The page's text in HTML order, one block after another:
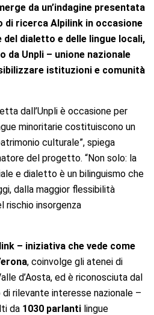
da un’indagine presentata
di ricerca Alpilink in occasione
dialetto e delle lingue locali,
da Unpli – unione nazionale
istituzioni e comunità
dall’Unpli è occasione per
minoritarie costituiscono un
culturale”, spiega
del progetto. “Non solo: la
e dialetto è un bilinguismo che
dalla maggior flessibilità
rischio insorgenza
– iniziativa che vede come
, coinvolge gli atenei di
d’Aosta, ed è riconosciuta dal
rilevante interesse nazionale –
da 1030 parlanti lingue